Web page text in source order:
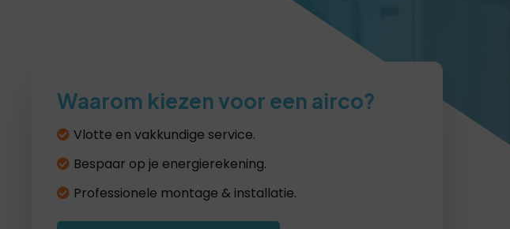
Waarom kiezen voor een airco?
Vlotte en vakkundige service.
Bespaar op je energierekening.
Professionele montage & installatie.